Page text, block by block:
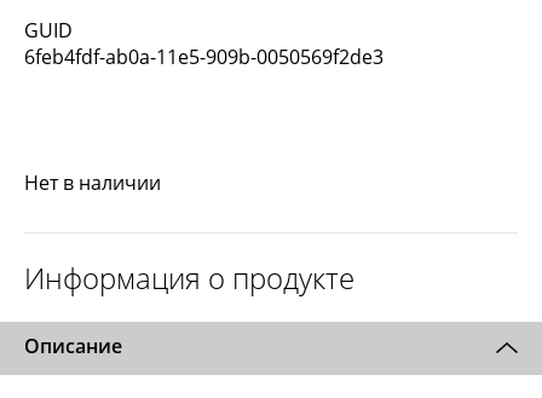
GUID
6feb4fdf-ab0a-11e5-909b-0050569f2de3
Нет в наличии
Информация о продукте
Описание